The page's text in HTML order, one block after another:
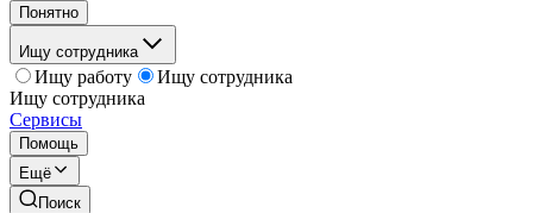
Понятно
Ищу сотрудника
Ищу работу
Ищу сотрудника
Ищу сотрудника
Сервисы
Помощь
Ещё
Поиск